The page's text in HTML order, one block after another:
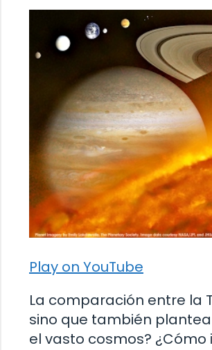
Play on YouTube
La comparación entre la
sino que también
el vasto cosmos?